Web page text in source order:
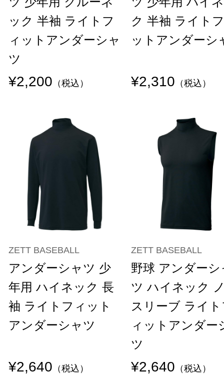
ック 半袖 ライトフ
ィットアンダーシャ
ツ
¥2,200 （税込）
ク 半袖 ライト
ットアンダーシ
¥2,310 （税込）
ZETT BASEBALL
アンダーシャツ 少
年用 ハイネック 長
袖 ライトフィット
アンダーシャツ
¥2,640 （税込）
ZETT BASEBALL
野球 アンダーシ
ツ ハイネック
スリーブ ライ
ィットアンダー
ツ
¥2,640 （税込）